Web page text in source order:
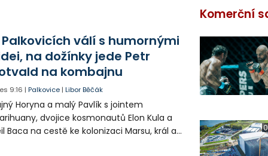
Palkovicích válí s humornými
na dožínky jede Petr
na kombajnu
9:16 |Palkovice |Libor Běčák
Horyna a malý Pavlík s jointem
dvojice kosmonautů Elon Kula a
Baca na cestě ke kolonizaci Marsu, král a
Komerční